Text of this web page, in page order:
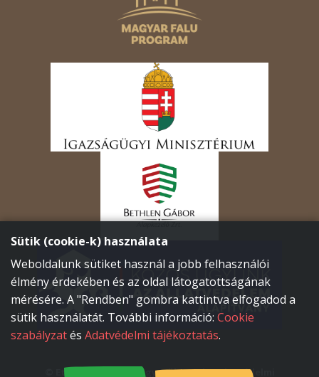
© Etyeki Állatvédők Egyesülete | Adatvédelmi
Sütik (cookie-k) használata
Weboldalunk sütiket használ a jobb felhasználói
élmény érdekében és az oldal látogatottságának
mérésére. A "Rendben" gombra kattintva elfogadod a
sütik használatát. További információ: Cookie
szabályzatés Adatvédelmi tájékoztatás.